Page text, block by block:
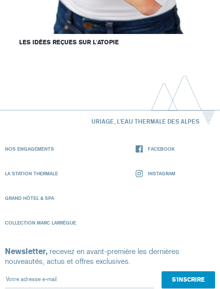
LES IDÉES REÇUES SUR L'ATOPIE
URIAGE, L'EAU THERMALE DES ALPES
NOS ENGAGEMENTS
LA STATION THERMALE
GRAND HÔTEL & SPA
COLLECTION MARC LARRÈGUE
FACEBOOK
INSTAGRAM
Newsletter, recevez en avant-première les dernières
nouveautés, actus et offres exclusives.
Votre adresse e-mail